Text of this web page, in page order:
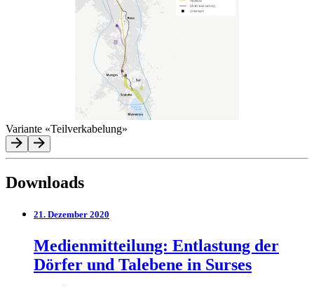
Variante «Teilverkabelung»
Downloads
21. Dezember 2020
Medienmitteilung: Entlastung der
Dörfer und Talebene in Surses